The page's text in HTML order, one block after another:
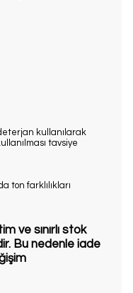
deterjan kullanılarak
tavsiye
ton farklılıkları
ve sınırlı stok
Bu nedenle iade